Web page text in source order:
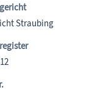
Straubing